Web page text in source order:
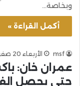
وبخاصة…
أكمل القراءة »
msf الأربعاء 20 صفر 1442هـ 7-10-2020م
عمران خان:
حتى يحصل